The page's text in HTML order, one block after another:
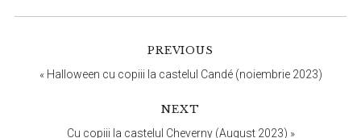
PREVIOUS
« Halloween cu copiii la castelul Candé (noiembrie 2023)
NEXT
Cu copiii la castelul Cheverny (August 2023) »
Interactions